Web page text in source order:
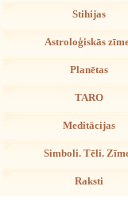
Stihijas
Astroloģiskās
Planētas
TARO
Meditācijas
Simboli. Tēli.
Raksti